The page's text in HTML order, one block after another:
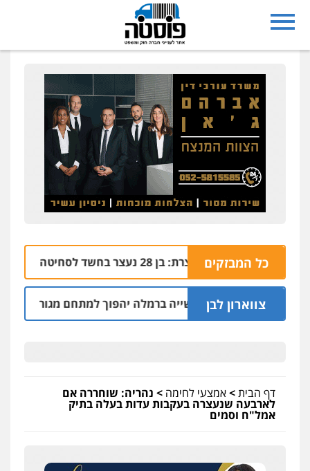
כל המבזקים
נצרת: בן 28 נעצר בחשד לסחיטה באיומים מטלפון שאינו שלו
צווארון לבן
חלק מאזור התעשייה ברמלה יהפוך למתחם מגורים עם 1,700 יחידות דיור
דף הבית>אמצעי לחימה > נהריה: שוחררה אם
לארבעה שנעצרה בעקבות עדות בעלה בתיק
אמל"ח וסמים